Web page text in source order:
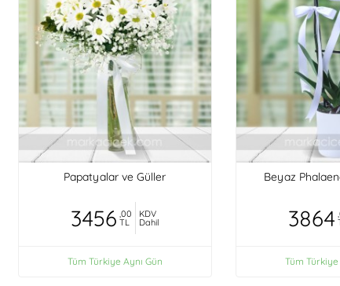
Papatyalar ve Güller
3456 ,00
TL
KDV
Dahil
Tüm Türkiye Aynı Gün
Beyaz
3864
Tüm Türkiye